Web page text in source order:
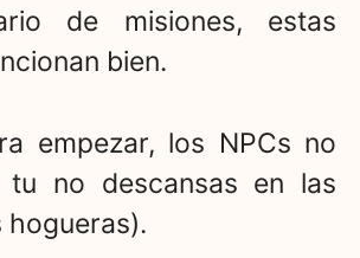
de misiones, estas
bien.
empezar, los NPCs no
tu no descansas en las
hogueras).